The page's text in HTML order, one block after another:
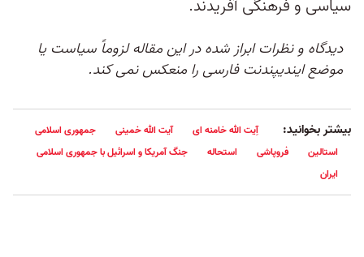
سیاسی و فرهنگی آفریدند.
دیدگاه و نظرات ابراز شده در این مقاله لزوماً سیاست یا
موضع ایندیپندنت فارسی را منعکس نمی کند.
بیشتر بخوانید: آِیت الله خامنه ای آیت الله خمینی
جمهوری اسلامی
استالین
فروپاشی استحاله
جنگ آمریکا و اسرائیل با جمهوری اسلامی
ایران